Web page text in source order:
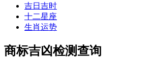
吉日吉时
十二星座
生肖运势
商标吉凶检测查询